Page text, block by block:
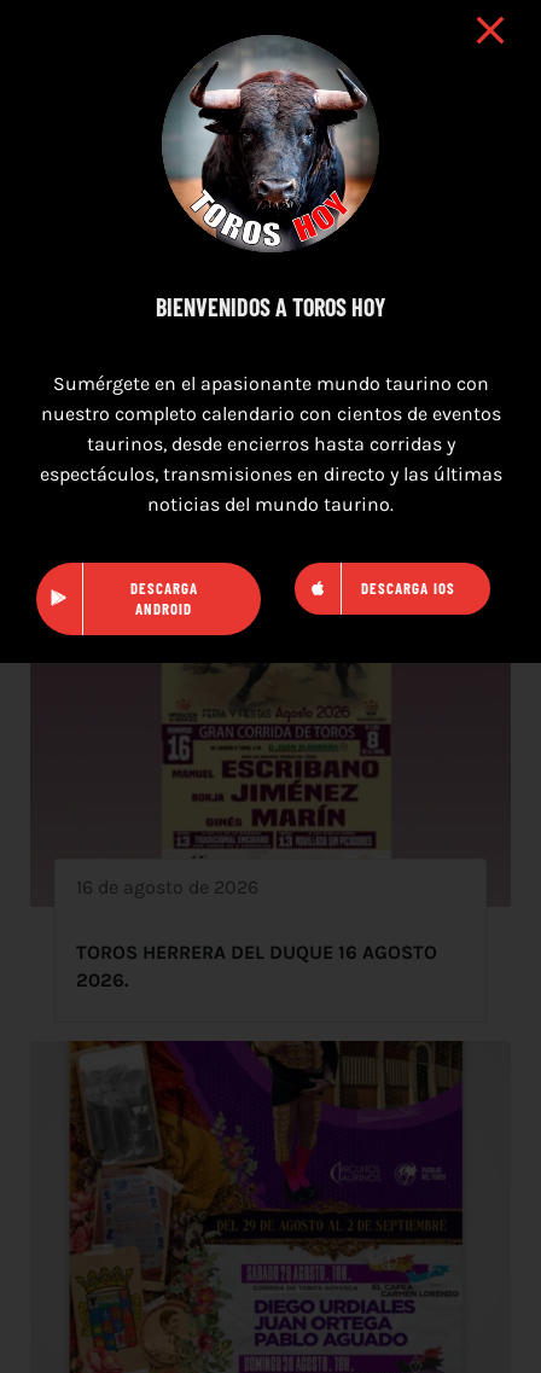
16 de agosto de 2026
TOROS HERRERA DEL DUQUE 16 AGOSTO
2026.
BIENVENIDOS A TOROS HOY
Sumérgete en el apasionante mundo taurino con
nuestro completo calendario con cientos de eventos
taurinos, desde encierros hasta corridas y
espectáculos, transmisiones en directo y las últimas
noticias del mundo taurino.
DESCARGA
ANDROID
DESCARGA IOS